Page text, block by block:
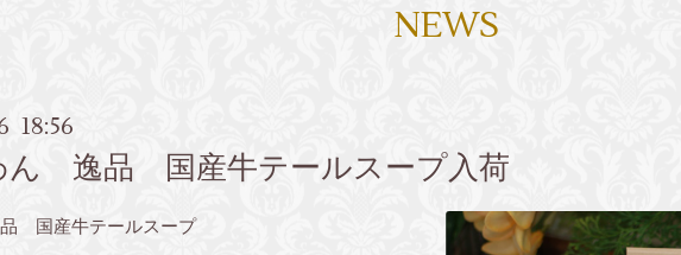
NEWS
18:56
ん 逸品 国産牛テールスープ入荷
国産牛テールスープ